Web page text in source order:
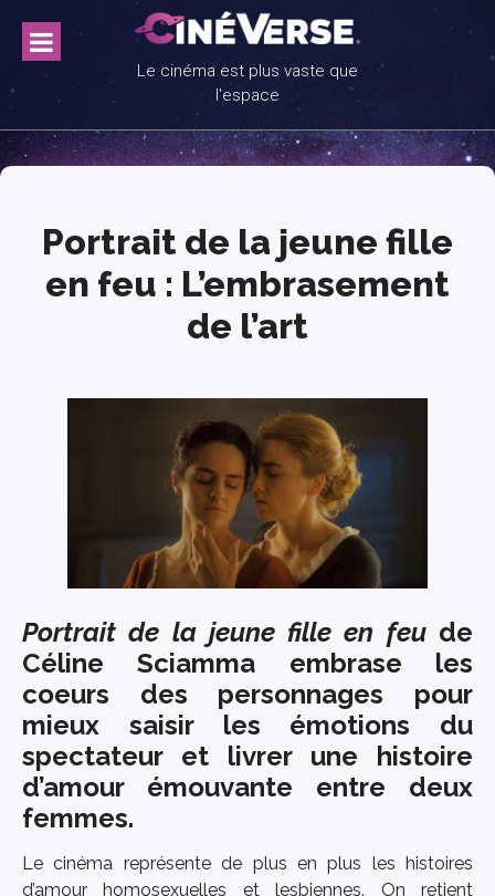
content
Le cinéma est plus vaste que
l'espace
Portrait de la jeune fille
en feu : L’embrasement
de l’art
Portrait de la jeune fille en feude
Céline Sciamma embrase les
coeurs des personnages pour
mieux saisir les émotions du
spectateur et livrer une histoire
d’amour émouvante entre deux
femmes.
Le cinéma représente de plus en plus les histoires
d’amour homosexuelles et lesbiennes. On retient